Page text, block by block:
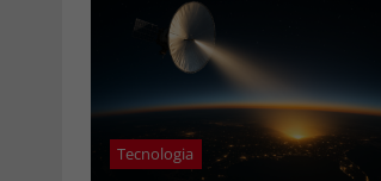
Tecnologia